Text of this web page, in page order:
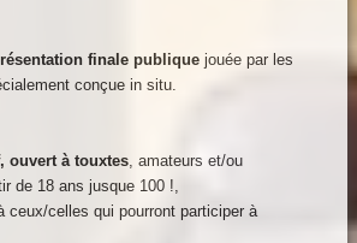
finale publique jouée par les
conçue in situ.
ouvert à touxtes , amateurs et/ou
de 18 ans jusque 100 !,
ceux/celles qui pourront participer à